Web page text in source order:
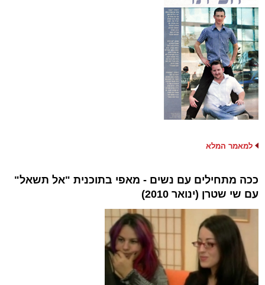
למאמר המלא
ככה מתחילים עם נשים - מאפי בתוכנית "אל תשאל"
עם שי שטרן (ינואר 2010)